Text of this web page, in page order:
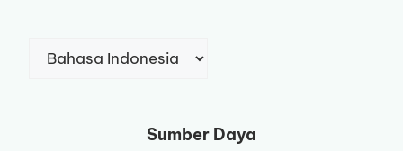
sebuah
Sumber Daya